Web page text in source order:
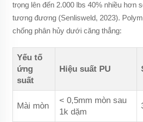
trọng lên đến 2.000 lbs 40% nhiều hơn
tương đương (Senlisweld, 2023).
chống phân hủy dưới căng thẳng:
Yếu tố
ứng
suất
Hiệu suất PU
Mài mòn
< 0,5mm mòn sau
1k dặm